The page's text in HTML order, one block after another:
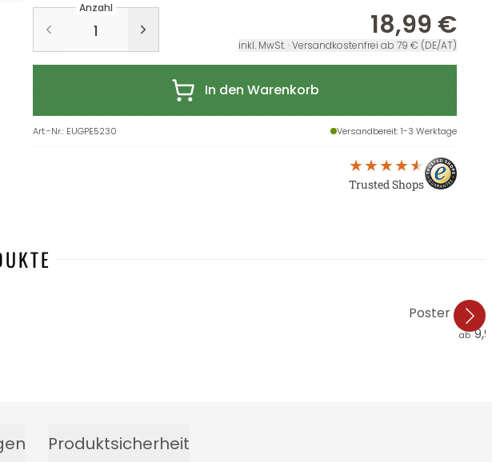
Anzahl
18,99 €
inkl. MwSt. · Versandkostenfrei ab 79 € (DE/AT)
In den Warenkorb
Art.-Nr.: EUGPE5230 Versandbereit: 1-3 Werktage
Trusted Shops
Poster
ab
Produktsicherheit